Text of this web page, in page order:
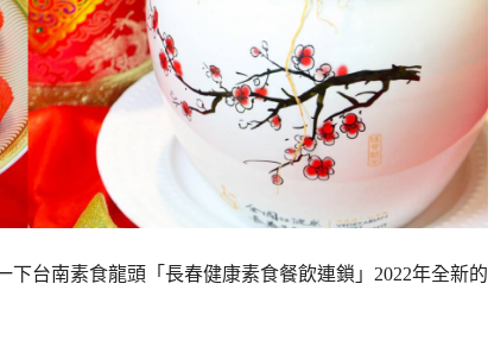
下台南素食龍頭「長春健康素食餐飲連鎖」2022年全新的